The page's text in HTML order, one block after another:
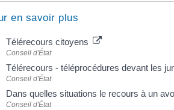
en savoir plus
Télérecours citoyens
Conseil d'État
Télérecours - téléprocédures devant les
Conseil d'État
Dans quelles situations le recours à un
Conseil d'État